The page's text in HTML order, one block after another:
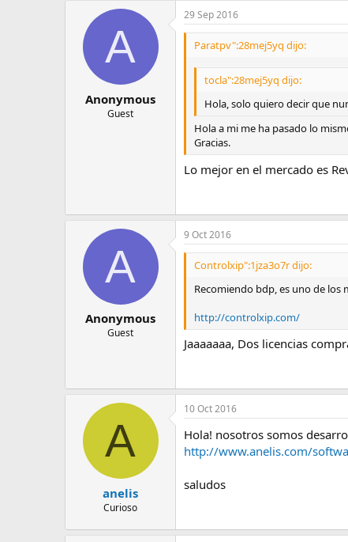
A
Anonymous
Guest
29 Sep 2016
Paratpv":28mej5yq dijo:
tocla":28mej5yq dijo:
Hola, solo quiero decir que
Hola a mi me ha pasado lo
Gracias.
Lo mejor en el mercado es
A
Anonymous
Guest
9 Oct 2016
Controlxip":1jza3o7r dijo:
Recomiendo bdp, es uno de
http://controlxip.com/
Jaaaaaaa, Dos licencias
A
anelis
Curioso
10 Oct 2016
Hola! nosotros somos
http://www.anelis.com/
saludos